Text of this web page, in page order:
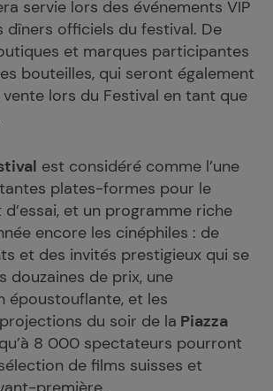
servie lors des événements VIP
dîners officiels du festival. De
et marques participantes
bouteilles, qui seront également
lors du Festival en tant que
est considéré comme l’une
plates-formes pour le
d’essai, et un programme riche
encore les cinéphiles : de
et des invités prestigieux qui se
douzaines de prix, une
époustouflante, et les
du soir de la Piazza
8 000 spectateurs pourront
de films suisses et